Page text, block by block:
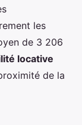
les
de 3 206
locative
de la